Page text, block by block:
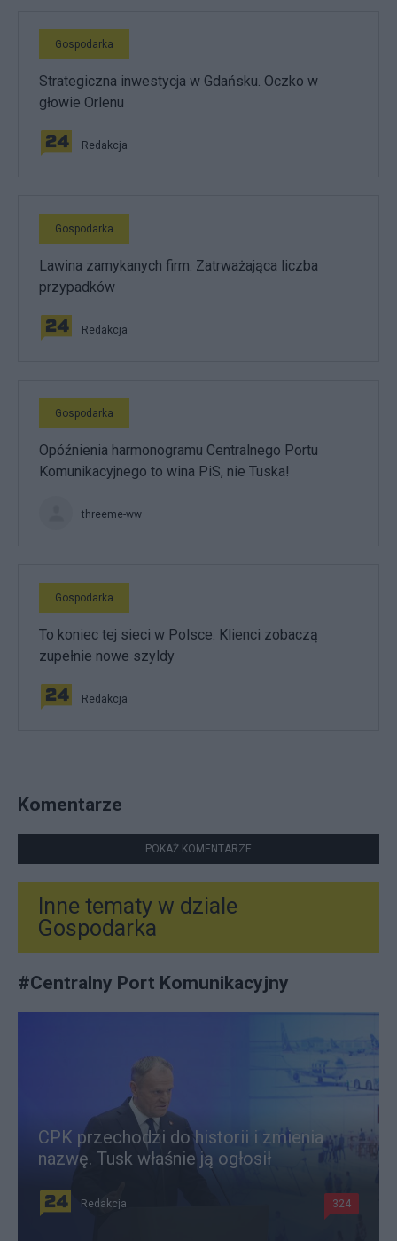
Gospodarka
Strategiczna inwestycja w Gdańsku. Oczko w
głowie Orlenu
Redakcja
Gospodarka
Lawina zamykanych firm. Zatrważająca liczba
przypadków
Redakcja
Gospodarka
Opóźnienia harmonogramu Centralnego Portu
Komunikacyjnego to wina PiS, nie Tuska!
threeme-ww
Gospodarka
To koniec tej sieci w Polsce. Klienci zobaczą
zupełnie nowe szyldy
Redakcja
Komentarze
POKAŻ KOMENTARZE
Inne tematy w dziale
Gospodarka
#Centralny Port Komunikacyjny
CPK przechodzi do historii i zmienia
nazwę. Tusk właśnie ją ogłosił
Redakcja 324